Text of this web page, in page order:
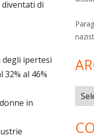
di
degli ipertesi
al 46%
in